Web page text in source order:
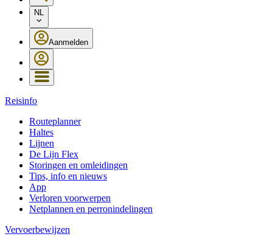
NL
Aanmelden
Reisinfo
Routeplanner
Haltes
Lijnen
De Lijn Flex
Storingen en omleidingen
Tips, info en nieuws
App
Verloren voorwerpen
Netplannen en perronindelingen
Vervoerbewijzen